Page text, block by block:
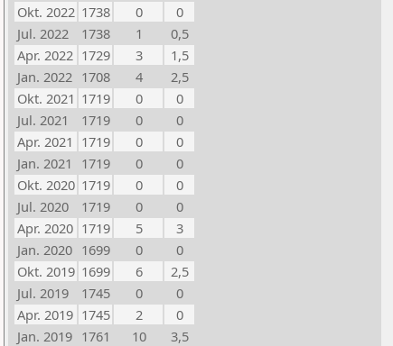
Okt. 2022 1738 0
0
Jul. 2022
1738 1
0,5
Apr. 2022 1729 3
1,5
Jan. 2022 1708 4
2,5
Okt. 2021 1719 0
0
Jul. 2021
1719 0
0
Apr. 2021 1719 0
0
Jan. 2021
1719 0
0
Okt. 2020 1719 0
0
Jul. 2020
1719 0
0
Apr. 2020 1719 5
3
Jan. 2020 1699 0
0
Okt. 2019 1699 6
2,5
Jul. 2019
1745 0
0
Apr. 2019 1745 2
0
Jan. 2019 1761 10
3,5